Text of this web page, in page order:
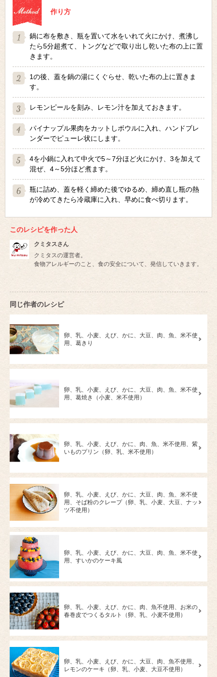
作り方
鍋に布を敷き、瓶を置いて水をいれて火にかけ、煮沸し
たら5分超煮て、トングなどで取り出し乾いた布の上に置
きます。
1の後、蓋を鍋の湯にくぐらせ、乾いた布の上に置きま
す。
レモンピールを刻み、レモン汁を加えておきます。
パイナップル果肉をカットしボウルに入れ、ハンドブレ
ンダーでピューレ状にします。
4を小鍋に入れて中火で5～7分ほど火にかけ、3を加えて
混ぜ、4～5分ほど煮ます。
瓶に詰め、蓋を軽く締めた後でゆるめ、締め直し瓶の熱
が冷めてきたら冷蔵庫に入れ、早めに食べ切ります。
このレシピを作った人
クミタスさん
クミタスの運営者。
食物アレルギーのこと、食の安全について、発信していきます。
同じ作者のレシピ
卵、乳、小麦、えび、かに、大豆、肉、魚、米不使
用、葛きり
卵、乳、小麦、えび、かに、大豆、肉、魚、米不使
用、葛焼き（小麦、米不使用）
卵、乳、小麦、えび、かに、肉、魚、米不使用、紫
いものプリン（卵、乳、米不使用）
卵、乳、小麦、えび、かに、大豆、肉、魚、米不使
用、そば粉のクレープ（卵、乳、小麦、大豆、ナッ
ツ不使用）
卵、乳、小麦、えび、かに、大豆、肉、魚、米不使
用、すいかのケーキ風
卵、乳、小麦、えび、かに、肉、魚不使用、お米の
春巻皮でつくるタルト（卵、乳、小麦不使用）
卵、乳、小麦、えび、かに、大豆、肉、魚不使用、
レモンのケーキ（卵、乳、小麦、大豆不使用）